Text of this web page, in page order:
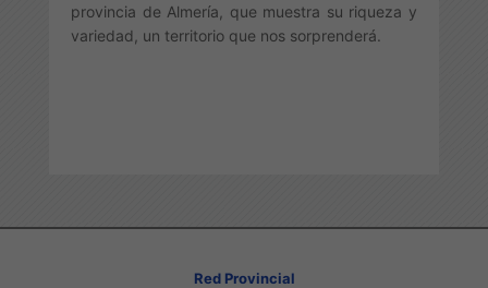
provincia de Almería, que muestra su riqueza y
variedad, un territorio que nos sorprenderá.
Red Provincial